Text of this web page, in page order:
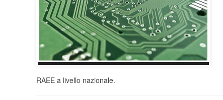
RAEE a livello nazionale.